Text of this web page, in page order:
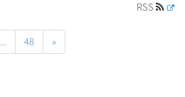
RSS
... 48 »